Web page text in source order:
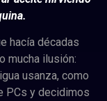
hacía décadas
mucha ilusión:
usanza, como
PCs y decidimos